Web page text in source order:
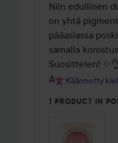
/
5
Niin edullinen
on yhtä
pääasiassa
samalla
Suosittelen!
Käännetty
1 PRODUCT IN